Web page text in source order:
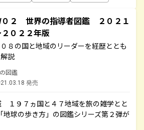
０２ 世界の指導者図鑑 ２０２１
０２２年版
０８の国と地域のリーダーを経歴ととも
説
図鑑
発売
１９７ヵ国と４７地域を旅の雑学とと
地球の歩き方」の図鑑シリーズ第２弾が